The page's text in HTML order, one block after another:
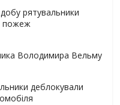
рятувальники
пожеж
Володимира Вельму
деблокували